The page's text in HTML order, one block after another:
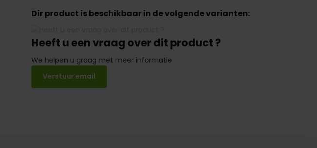
Dir product is beschikbaar in de volgende varianten:
Heeft u een vraag over dit product ?
We helpen u graag met meer informatie
Verstuur email